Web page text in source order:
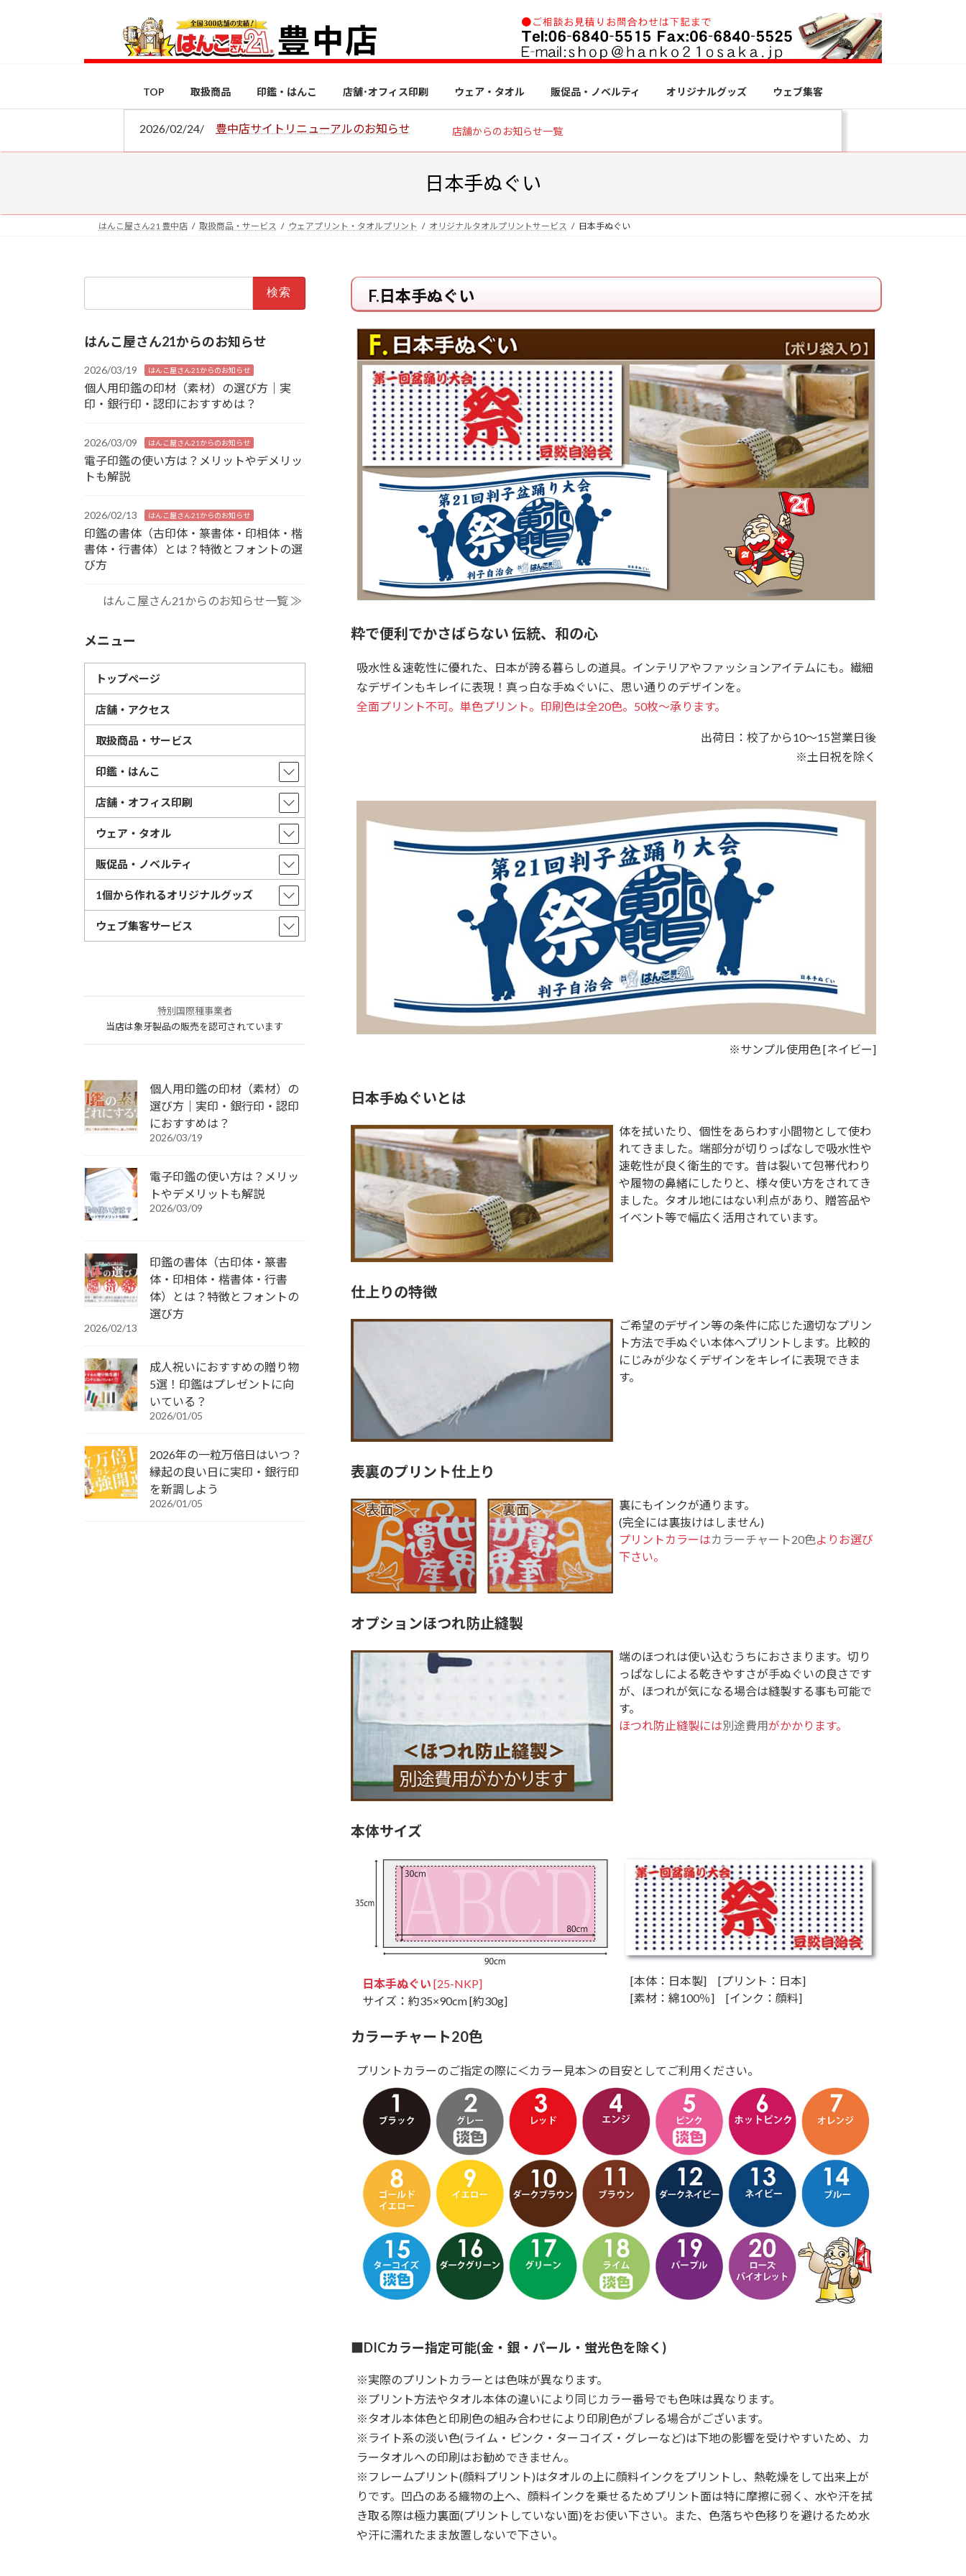
ス
ン
TOP 取扱商品 印鑑・はんこ 店舗･オフィス印刷 ウェア・タオル 販促品・ノベルティ オリジナルグッズ ウェブ集客
2026/02/24/ 豊中店サイトリニューアルのお知らせ 店舗からのお知らせ一覧
日本手ぬぐい
はんこ屋さん21 豊中店 取扱商品・サービス ウェアプリント・タオルプリント オリジナルタオルプリントサービス 日本手ぬぐい
F.日本手ぬぐい
粋で便利でかさばらない 伝統、和の心
吸水性＆速乾性に優れた、日本が誇る暮らしの道具。インテリアやファッションアイテムにも。繊細
なデザインもキレイに表現！真っ白な手ぬぐいに、思い通りのデザインを。
全面プリント不可。単色プリント。印刷色は全20色。50枚～承ります。
出荷日：校了から10～15営業日後
※土日祝を除く
※サンプル使用色 [ネイビー]
日本手ぬぐいとは
体を拭いたり、個性をあらわす小間物として使わ
れてきました。端部分が切りっぱなしで吸水性や
速乾性が良く衛生的です。昔は裂いて包帯代わり
や履物の鼻緒にしたりと、様々使い方をされてき
ました。タオル地にはない利点があり、贈答品や
イベント等で幅広く活用されています。
仕上りの特徴
ご希望のデザイン等の条件に応じた適切なプリン
ト方法で手ぬぐい本体へプリントします。比較的
にじみが少なくデザインをキレイに表現できま
す。
表裏のプリント仕上り
裏にもインクが通ります。
(完全には裏抜けはしません)
プリントカラーはカラーチャート20色よりお選び
下さい。
オプションほつれ防止縫製
端のほつれは使い込むうちにおさまります。切り
っぱなしによる乾きやすさが手ぬぐいの良さです
が、ほつれが気になる場合は縫製する事も可能で
す。
ほつれ防止縫製には別途費用がかかります。
本体サイズ
日本手ぬぐい [25-NKP]
サイズ：約35×90cm [約30g]
[本体：日本製] [プリント：日本]
[素材：綿100％] [インク：顔料]
カラーチャート20色
プリントカラーのご指定の際に＜カラー見本＞の目安としてご利用ください。
■DICカラー指定可能(金・銀・パール・蛍光色を除く)
※実際のプリントカラーとは色味が異なります。
※プリント方法やタオル本体の違いにより同じカラー番号でも色味は異なります。
※タオル本体色と印刷色の組み合わせにより印刷色がブレる場合がございます。
※ライト系の淡い色(ライム・ピンク・ターコイズ・グレーなど)は下地の影響を受けやすいため、カ
ラータオルへの印刷はお勧めできません。
※フレームプリント(顔料プリント)はタオルの上に顔料インクをプリントし、熱乾燥をして出来上が
りです。凹凸のある織物の上へ、顔料インクを乗せるためプリント面は特に摩擦に弱く、水や汗を拭
き取る際は極力裏面(プリントしていない面)をお使い下さい。また、色落ちや色移りを避けるため水
や汗に濡れたまま放置しないで下さい。
はんこ屋さん21からのお知らせ
2026/03/19 はんこ屋さん21からのお知らせ
個人用印鑑の印材（素材）の選び方｜実
印・銀行印・認印におすすめは？
2026/03/09 はんこ屋さん21からのお知らせ
電子印鑑の使い方は？メリットやデメリッ
トも解説
2026/02/13 はんこ屋さん21からのお知らせ
印鑑の書体（古印体・篆書体・印相体・楷
書体・行書体）とは？特徴とフォントの選
び方
はんこ屋さん21からのお知らせ一覧 ≫
メニュー
トップページ
店舗・アクセス
取扱商品・サービス
印鑑・はんこ
店舗・オフィス印刷
ウェア・タオル
販促品・ノベルティ
1個から作れるオリジナルグッズ
ウェブ集客サービス
特別国際種事業者
当店は象牙製品の販売を認可されています
個人用印鑑の印材（素材）の
選び方｜実印・銀行印・認印
におすすめは？
2026/03/19
電子印鑑の使い方は？メリッ
トやデメリットも解説
2026/03/09
印鑑の書体（古印体・篆書
体・印相体・楷書体・行書
体）とは？特徴とフォントの
選び方
2026/02/13
成人祝いにおすすめの贈り物
5選！印鑑はプレゼントに向
いている？
2026/01/05
2026年の一粒万倍日はいつ？
縁起の良い日に実印・銀行印
を新調しよう
2026/01/05